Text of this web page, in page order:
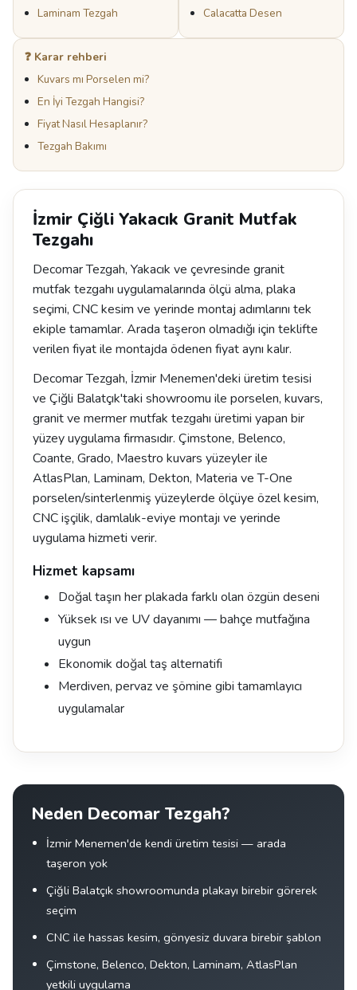
Laminam Tezgah
Calacatta Desen
❓ Karar rehberi
Kuvars mı Porselen mi?
En İyi Tezgah Hangisi?
Fiyat Nasıl Hesaplanır?
Tezgah Bakımı
İzmir Çiğli Yakacık Granit Mutfak
Tezgahı
Decomar Tezgah, Yakacık ve çevresinde granit
mutfak tezgahı uygulamalarında ölçü alma, plaka
seçimi, CNC kesim ve yerinde montaj adımlarını tek
ekiple tamamlar. Arada taşeron olmadığı için teklifte
verilen fiyat ile montajda ödenen fiyat aynı kalır.
Decomar Tezgah, İzmir Menemen'deki üretim tesisi
ve Çiğli Balatçık'taki showroomu ile porselen, kuvars,
granit ve mermer mutfak tezgahı üretimi yapan bir
yüzey uygulama firmasıdır. Çimstone, Belenco,
Coante, Grado, Maestro kuvars yüzeyler ile
AtlasPlan, Laminam, Dekton, Materia ve T-One
porselen/sinterlenmiş yüzeylerde ölçüye özel kesim,
CNC işçilik, damlalık-eviye montajı ve yerinde
uygulama hizmeti verir.
Hizmet kapsamı
Doğal taşın her plakada farklı olan özgün deseni
Yüksek ısı ve UV dayanımı — bahçe mutfağına
uygun
Ekonomik doğal taş alternatifi
Merdiven, pervaz ve şömine gibi tamamlayıcı
uygulamalar
Neden Decomar Tezgah?
İzmir Menemen'de kendi üretim tesisi — arada
taşeron yok
Çiğli Balatçık showroomunda plakayı birebir görerek
seçim
CNC ile hassas kesim, gönyesiz duvara birebir şablon
Çimstone, Belenco, Dekton, Laminam, AtlasPlan
yetkili uygulama